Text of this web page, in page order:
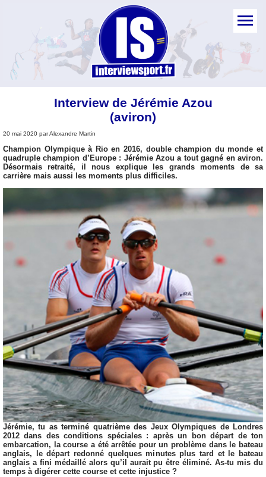
Interview de Jérémie Azou
(aviron)
20 mai 2020 par Alexandre Martin
Champion Olympique à Rio en 2016, double champion du monde et
quadruple champion d’Europe : Jérémie Azou a tout gagné en aviron.
Désormais retraité, il nous explique les grands moments de sa
carrière mais aussi les moments plus difficiles.
Jérémie, tu as terminé quatrième des Jeux Olympiques de Londres
2012 dans des conditions spéciales : après un bon départ de ton
embarcation, la course a été arrêtée pour un problème dans le bateau
anglais, le départ redonné quelques minutes plus tard et le bateau
anglais a fini médaillé alors qu’il aurait pu être éliminé. As-tu mis du
temps à digérer cette course et cette injustice ?